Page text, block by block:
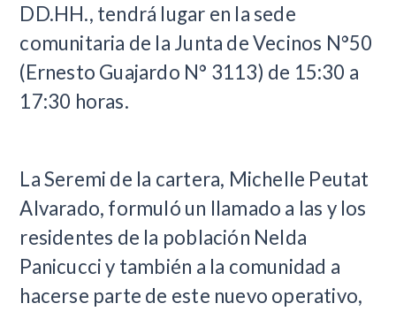
DD.HH., tendrá lugar en la sede
comunitaria de la Junta de Vecinos N°50
(Ernesto Guajardo N° 3113) de 15:30 a
17:30 horas.
La Seremi de la cartera, Michelle Peutat
Alvarado, formuló un llamado a las y los
residentes de la población Nelda
Panicucci y también a la comunidad a
hacerse parte de este nuevo operativo,